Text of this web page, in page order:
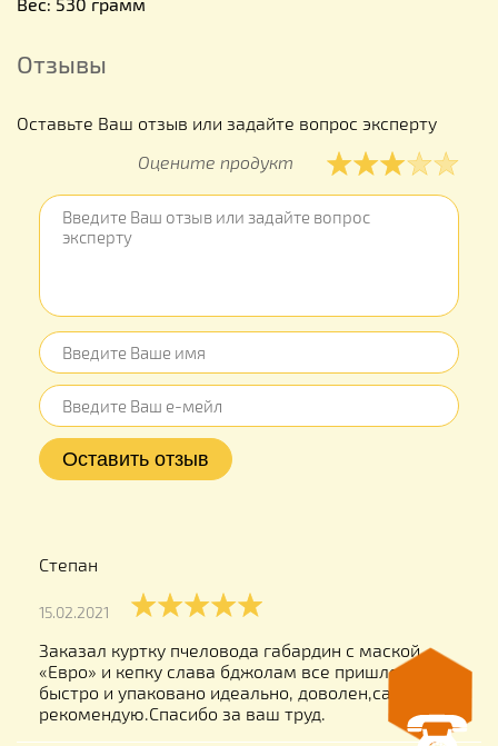
Отзывы
Оставьте Ваш отзыв или задайте вопрос эксперту
Оцените продукт
Степан
15.02.2021
Заказал куртку пчеловода габардин с маской
«Евро» и кепку слава бджолам все пришло
быстро и упаковано идеально, доволен,сайт
рекомендую.Спасибо за ваш труд.